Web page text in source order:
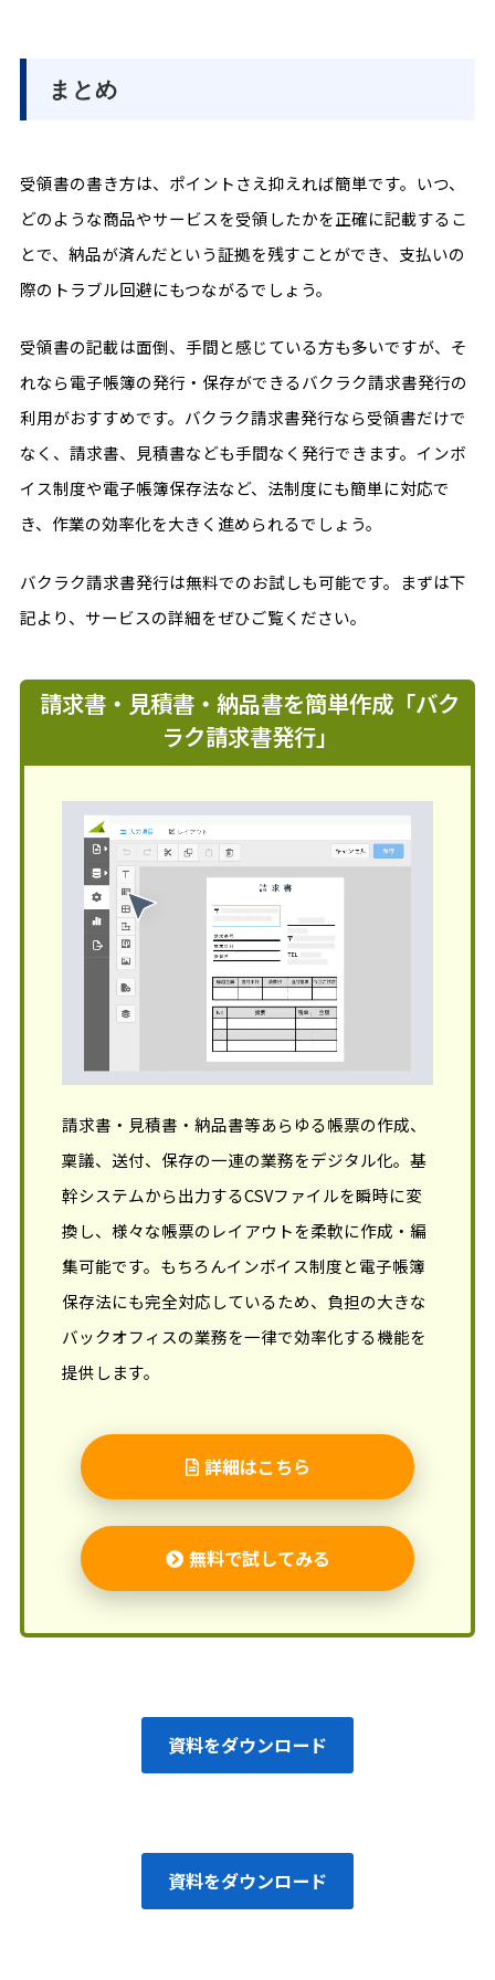
まとめ
受領書の書き方は、ポイントさえ抑えれば簡単です。いつ、
どのような商品やサービスを受領したかを正確に記載するこ
とで、納品が済んだという証拠を残すことができ、支払いの
際のトラブル回避にもつながるでしょう。
受領書の記載は面倒、手間と感じている方も多いですが、そ
れなら電子帳簿の発行・保存ができるバクラク請求書発行の
利用がおすすめです。バクラク請求書発行なら受領書だけで
なく、請求書、見積書なども手間なく発行できます。インボ
イス制度や電子帳簿保存法など、法制度にも簡単に対応で
き、作業の効率化を大きく進められるでしょう。
バクラク請求書発行は無料でのお試しも可能です。まずは下
記より、サービスの詳細をぜひご覧ください。
請求書・見積書・納品書を簡単作成「バク
ラク請求書発行」
請求書・見積書・納品書等あらゆる帳票の作成、
稟議、送付、保存の一連の業務をデジタル化。基
幹システムから出力するCSVファイルを瞬時に変
換し、様々な帳票のレイアウトを柔軟に作成・編
集可能です。もちろんインボイス制度と電子帳簿
保存法にも完全対応しているため、負担の大きな
バックオフィスの業務を一律で効率化する機能を
提供します。
詳細はこちら
無料で試してみる
資料をダウンロード
資料をダウンロード